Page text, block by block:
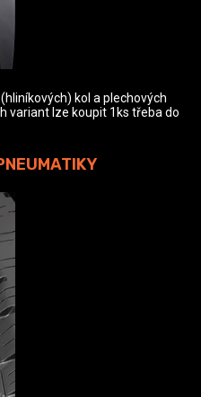
kol a plechových
variant lze koupit 1ks třeba do